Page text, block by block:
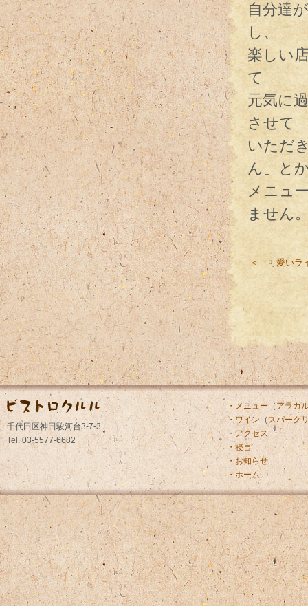
自分達
し、
楽しい
て
元気に
させて
いただ
ん」と
メニュ
ません
＜ 可愛いラ
千代田区神田駿河台3-7-3
Tel. 03-5577-6682
・メニュー（ アラカ
・ワイン （スパーク
・アクセス
・寝言
・お知らせ
・ホーム